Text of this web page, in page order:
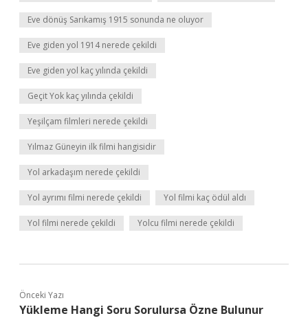
Eve dönüş Sarıkamış 1915 sonunda ne oluyor
Eve giden yol 1914 nerede çekildi
Eve giden yol kaç yılında çekildi
Geçit Yok kaç yılında çekildi
Yeşilçam filmleri nerede çekildi
Yılmaz Güneyin ilk filmi hangisidir
Yol arkadaşım nerede çekildi
Yol ayrımı filmi nerede çekildi Yol filmi kaç ödül aldı
Yol filmi nerede çekildi Yolcu filmi nerede çekildi
Önceki Yazı
Yükleme Hangi Soru Sorulursa Özne Bulunur